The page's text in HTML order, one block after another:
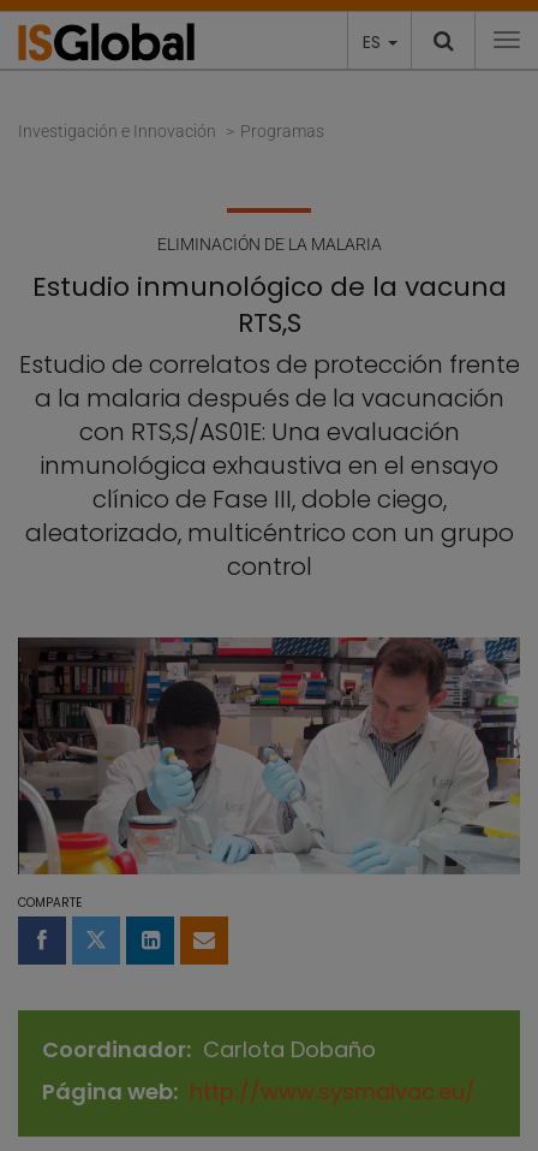
ES
Investigación e Innovación Programas
ELIMINACIÓN DE LA MALARIA
Estudio inmunológico de la vacuna
RTS,S
Estudio de correlatos de protección frente
a la malaria después de la vacunación
con RTS,S/AS01E: Una evaluación
inmunológica exhaustiva en el ensayo
clínico de Fase III, doble ciego,
aleatorizado, multicéntrico con un grupo
control
COMPARTE
Compartir en Facebook
Compartir en Twitter
Compartir en LinkedIn
Compartir por email
Coordinador Carlota Dobaño
Página web http://www.sysmalvac.eu/